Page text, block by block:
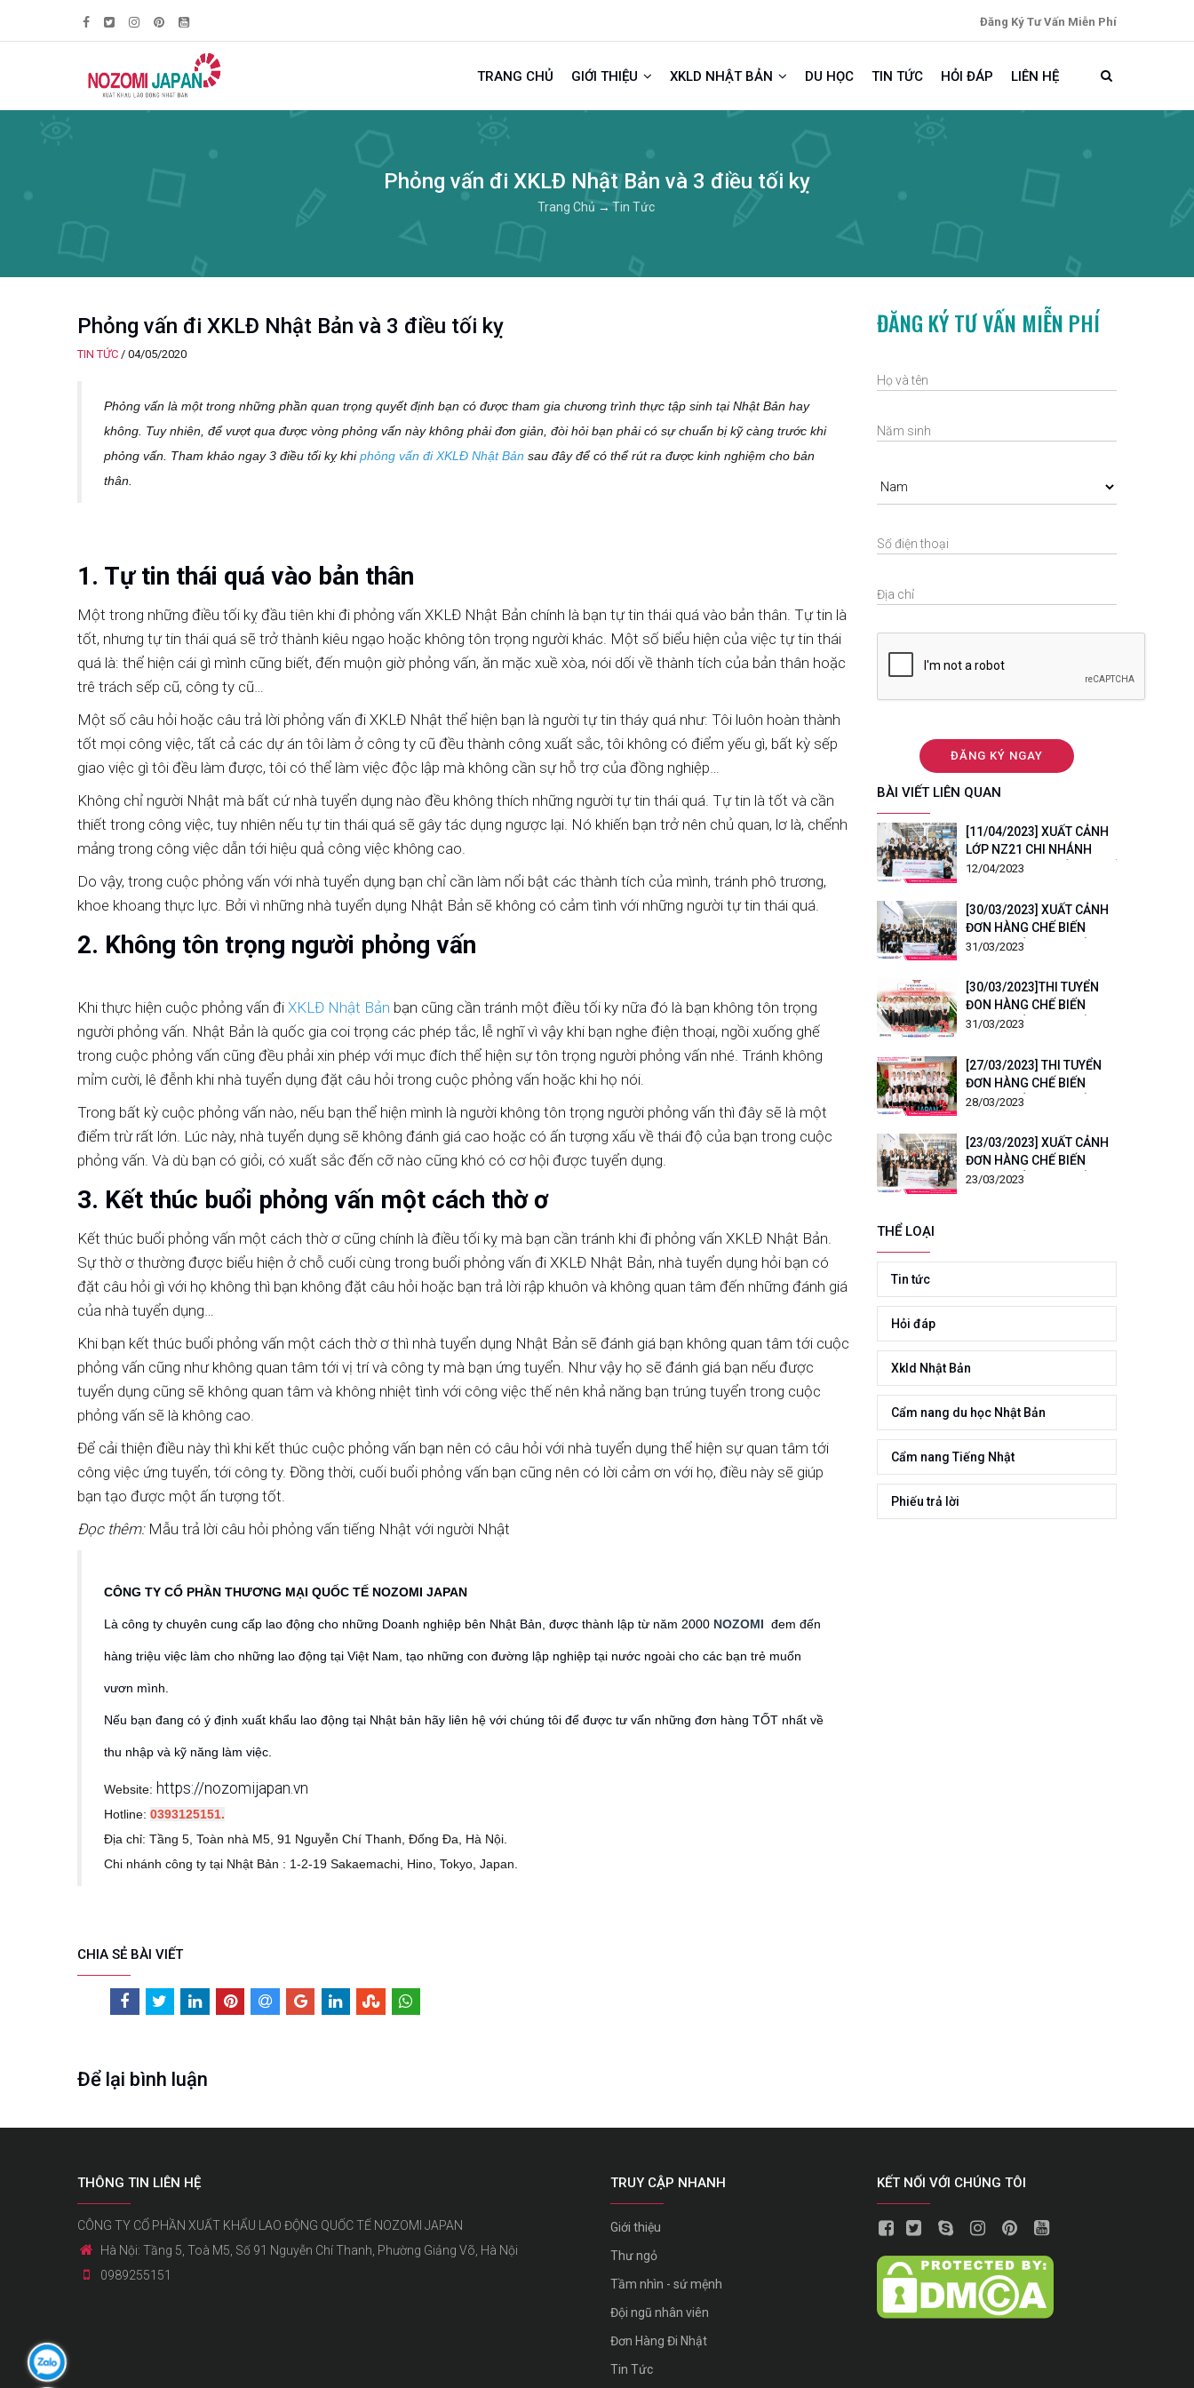
Đăng Ký Tư Vấn Miễn Phí
TRANG CHỦ GIỚI THIỆU XKLD NHẬT BẢN DU HỌC TIN TỨC HỎI ĐÁP LIÊN HỆ
Phỏng vấn đi XKLĐ Nhật Bản và 3 điều tối kỵ
Trang Chủ → Tin Tức
Phỏng vấn đi XKLĐ Nhật Bản và 3 điều tối kỵ
TIN TỨC / 04/05/2020
Phỏng vấn là một trong những phần quan trọng quyết định bạn có được tham gia chương trình thực tập sinh tại Nhật Bản hay
không. Tuy nhiên, để vượt qua được vòng phỏng vấn này không phải đơn giản, đòi hỏi bạn phải có sự chuẩn bị kỹ càng trước khi
phỏng vấn. Tham khảo ngay 3 điều tối kỵ khiphỏng vấn đi XKLĐ Nhật Bản sau đây để có thể rút ra được kinh nghiệm cho bản
thân.
1. Tự tin thái quá vào bản thân
Một trong những điều tối kỵ đầu tiên khi đi phỏng vấn XKLĐ Nhật Bản chính là bạn tự tin thái quá vào bản thân. Tự tin là
tốt, nhưng tự tin thái quá sẽ trở thành kiêu ngạo hoặc không tôn trọng người khác. Một số biểu hiện của việc tự tin thái
quá là: thể hiện cái gì mình cũng biết, đến muộn giờ phỏng vấn, ăn mặc xuề xòa, nói dối về thành tích của bản thân hoặc
trê trách sếp cũ, công ty cũ…
Một số câu hỏi hoặc câu trả lời phỏng vấn đi XKLĐ Nhật thể hiện bạn là người tự tin tháy quá như: Tôi luôn hoàn thành
tốt mọi công việc, tất cả các dự án tôi làm ở công ty cũ đều thành công xuất sắc, tôi không có điểm yếu gì, bất kỳ sếp
giao việc gì tôi đều làm được, tôi có thể làm việc độc lập mà không cần sự hỗ trợ của đồng nghiệp…
Không chỉ người Nhật mà bất cứ nhà tuyển dụng nào đều không thích những người tự tin thái quá. Tự tin là tốt và cần
thiết trong công việc, tuy nhiên nếu tự tin thái quá sẽ gây tác dụng ngược lại. Nó khiến bạn trở nên chủ quan, lơ là, chểnh
mảng trong công việc dẫn tới hiệu quả công việc không cao.
Do vậy, trong cuộc phỏng vấn với nhà tuyển dụng bạn chỉ cần làm nổi bật các thành tích của mình, tránh phô trương,
khoe khoang thực lực. Bởi vì những nhà tuyển dụng Nhật Bản sẽ không có cảm tình với những người tự tin thái quá.
2. Không tôn trọng người phỏng vấn
Khi thực hiện cuộc phỏng vấn đi XKLĐ Nhật Bản bạn cũng cần tránh một điều tối ky nữa đó là bạn không tôn trọng
người phỏng vấn. Nhật Bản là quốc gia coi trọng các phép tắc, lễ nghĩ vì vậy khi bạn nghe điện thoại, ngồi xuống ghế
trong cuộc phỏng vấn cũng đều phải xin phép với mục đích thể hiện sự tôn trọng người phỏng vấn nhé. Tránh không
mỉm cười, lê đễnh khi nhà tuyển dụng đặt câu hỏi trong cuộc phỏng vấn hoặc khi họ nói.
Trong bất kỳ cuộc phỏng vấn nào, nếu bạn thể hiện mình là người không tôn trọng người phỏng vấn thì đây sẽ là một
điểm trừ rất lớn. Lúc này, nhà tuyển dụng sẽ không đánh giá cao hoặc có ấn tượng xấu về thái độ của bạn trong cuộc
phỏng vấn. Và dù bạn có giỏi, có xuất sắc đến cỡ nào cũng khó có cơ hội được tuyển dụng.
3. Kết thúc buổi phỏng vấn một cách thờ ơ
Kết thúc buổi phỏng vấn một cách thờ ơ cũng chính là điều tối kỵ mà bạn cần tránh khi đi phỏng vấn XKLĐ Nhật Bản.
Sự thờ ơ thường được biểu hiện ở chỗ cuối cùng trong buổi phỏng vấn đi XKLĐ Nhật Bản, nhà tuyển dụng hỏi bạn có
đặt câu hỏi gì với họ không thì bạn không đặt câu hỏi hoặc bạn trả lời rập khuôn và không quan tâm đến những đánh giá
của nhà tuyển dụng…
Khi bạn kết thúc buổi phỏng vấn một cách thờ ơ thì nhà tuyển dụng Nhật Bản sẽ đánh giá bạn không quan tâm tới cuộc
phỏng vấn cũng như không quan tâm tới vị trí và công ty mà bạn ứng tuyển. Như vậy họ sẽ đánh giá bạn nếu được
tuyển dụng cũng sẽ không quan tâm và không nhiệt tình với công việc thế nên khả năng bạn trúng tuyển trong cuộc
phỏng vấn sẽ là không cao.
Để cải thiện điều này thì khi kết thúc cuộc phỏng vấn bạn nên có câu hỏi với nhà tuyển dụng thể hiện sự quan tâm tới
công việc ứng tuyển, tới công ty. Đồng thời, cuối buổi phỏng vấn bạn cũng nên có lời cảm ơn với họ, điều này sẽ giúp
bạn tạo được một ấn tượng tốt.
Đọc thêm:Mẫu trả lời câu hỏi phỏng vấn tiếng Nhật với người Nhật
CÔNG TY CỔ PHẦN THƯƠNG MẠI QUỐC TẾ NOZOMI JAPAN
Là công ty chuyên cung cấp lao động cho những Doanh nghiệp bên Nhật Bản, được thành lập từ năm 2000 NOZOMI đem đến
hàng triệu việc làm cho những lao động tại Việt Nam, tạo những con đường lập nghiệp tại nước ngoài cho các bạn trẻ muốn
vươn mình.
Nếu bạn đang có ý định xuất khẩu lao động tại Nhật bản hãy liên hệ với chúng tôi để được tư vấn những đơn hàng TỐT nhất về
thu nhập và kỹ năng làm việc.
Website: https://nozomijapan.vn
Hotline: 0393125151.
Địa chỉ: Tầng 5, Toàn nhà M5, 91 Nguyễn Chí Thanh, Đống Đa, Hà Nội.
Chi nhánh công ty tại Nhật Bản : 1-2-19 Sakaemachi, Hino, Tokyo, Japan.
CHIA SẺ BÀI VIẾT
Để lại bình luận
ĐĂNG KÝ TƯ VẤN MIỄN PHÍ
BÀI VIẾT LIÊN QUAN
[11/04/2023] XUẤT CẢNH
LỚP NZ21 CHI NHÁNH
CHUGOKU ĐƠN HÀNG CHẾ
12/04/2023
[30/03/2023] XUẤT CẢNH
ĐƠN HÀNG CHẾ BIẾN
THỰC PHẨM CHI NHÁNH
31/03/2023
[30/03/2023]THI TUYỂN
ĐON HÀNG CHẾ BIẾN
THỰC PHẨM CHI NHÁNH
31/03/2023
[27/03/2023] THI TUYỂN
ĐƠN HÀNG CHẾ BIẾN
THỰC PHẨM CHI NHÁNH
28/03/2023
[23/03/2023] XUẤT CẢNH
ĐƠN HÀNG CHẾ BIẾN
THỰC PHẨM CHI NHÁNH
23/03/2023
THỂ LOẠI
Tin tức
Hỏi đáp
Xkld Nhật Bản
Cẩm nang du học Nhật Bản
Cẩm nang Tiếng Nhật
Phiếu trả lời
THÔNG TIN LIÊN HỆ
CÔNG TY CỔ PHẦN XUẤT KHẨU LAO ĐỘNG QUỐC TẾ NOZOMI JAPAN
Hà Nội: Tầng 5, Toà M5, Số 91 Nguyễn Chí Thanh, Phường Giảng Võ, Hà Nội
0989255151
TRUY CẬP NHANH
Giới thiệu
Thư ngỏ
Tầm nhìn - sứ mệnh
Đội ngũ nhân viên
Đơn Hàng Đi Nhật
Tin Tức
KẾT NỐI VỚI CHÚNG TÔI